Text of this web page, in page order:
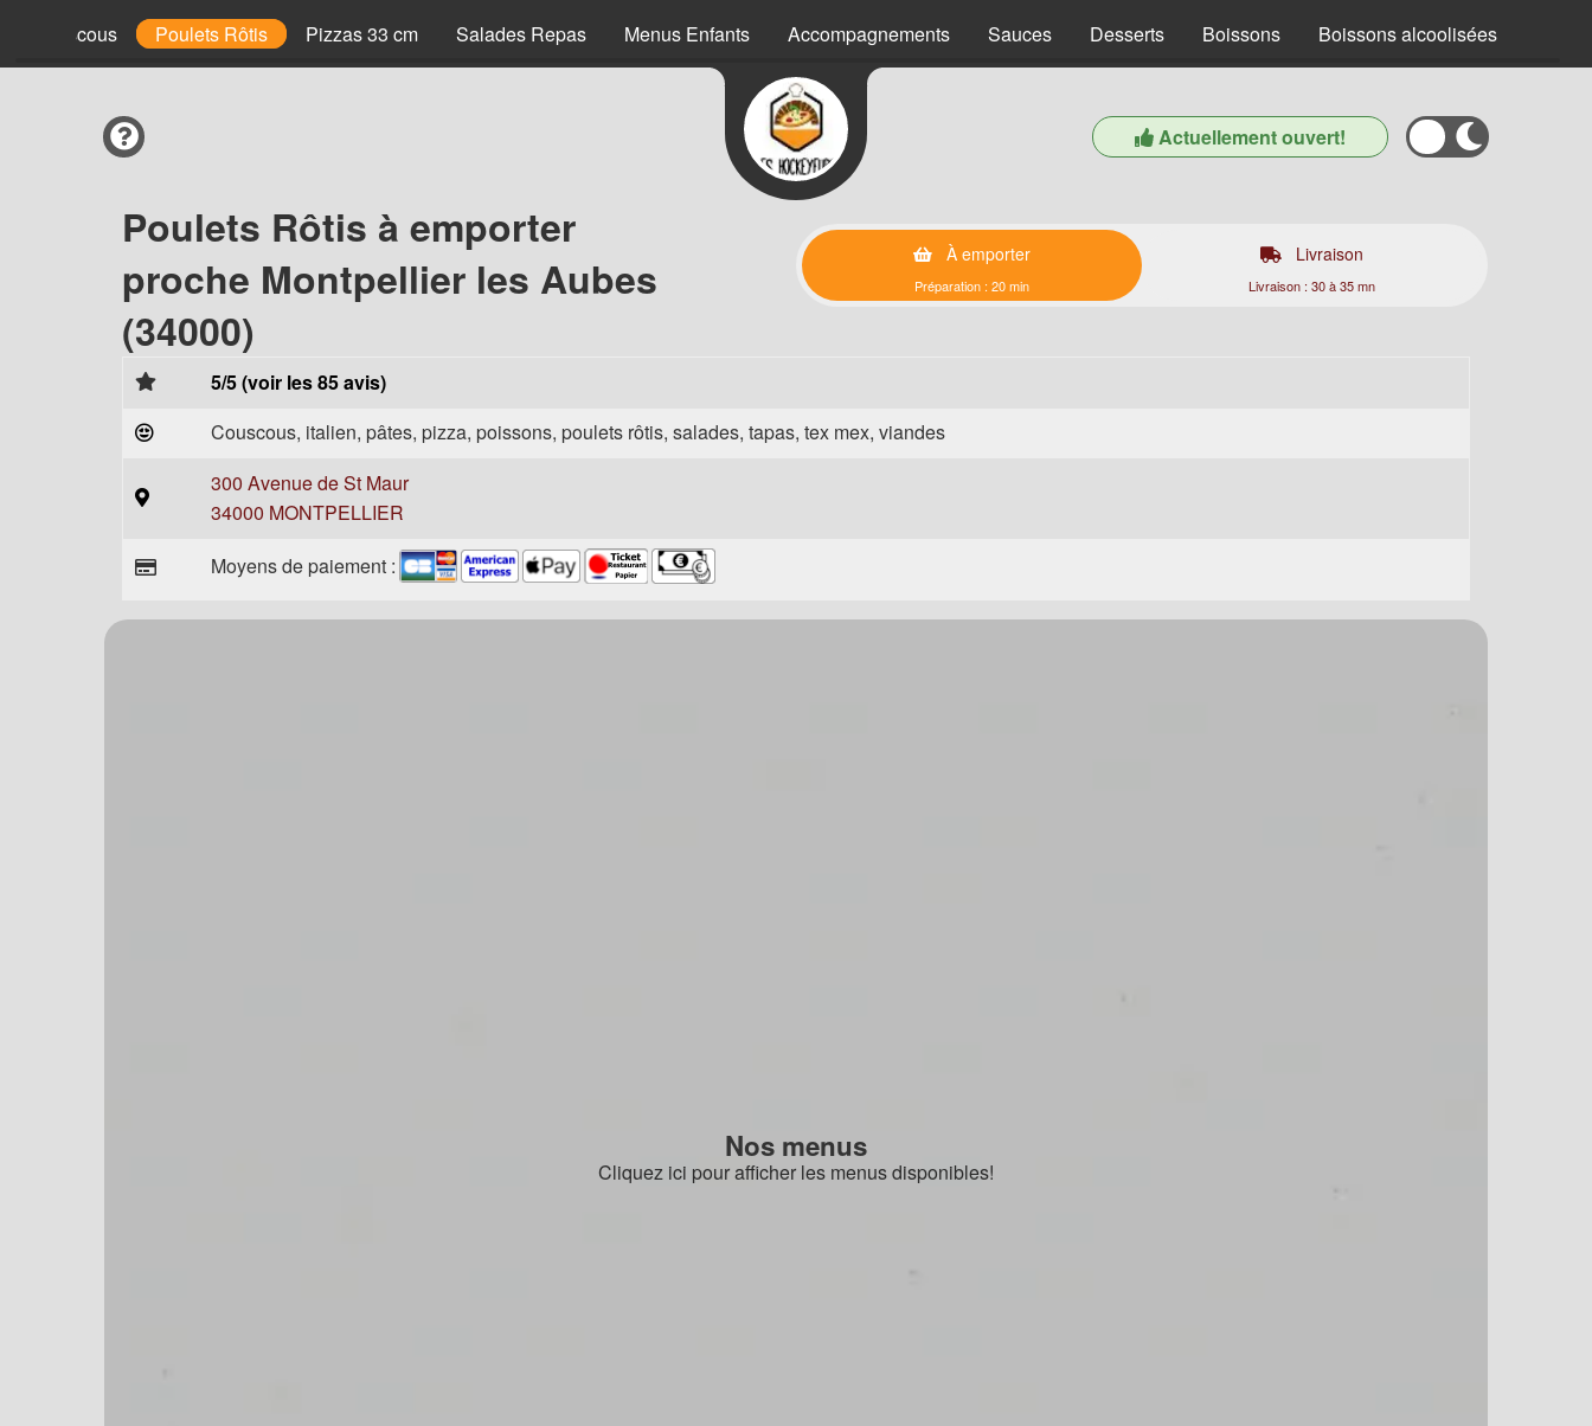
Couscous Poulets Rôtis Pizzas 33 cm Salades Repas Menus Enfants Accompagnements Sauces Desserts Boissons Boissons alcoolisées
Actuellement ouvert!
Poulets Rôtis à emporter
proche Montpellier les Aubes
(34000)
À emporter
Préparation : 20 min
Livraison
Livraison : 30 à 35 mn
5/5 (voir les 85 avis)
Couscous, italien, pâtes, pizza, poissons, poulets rôtis, salades, tapas, tex mex, viandes
300 Avenue de St Maur
34000 MONTPELLIER
Moyens de paiement :
Nos menus
Cliquez ici pour afficher les menus disponibles!